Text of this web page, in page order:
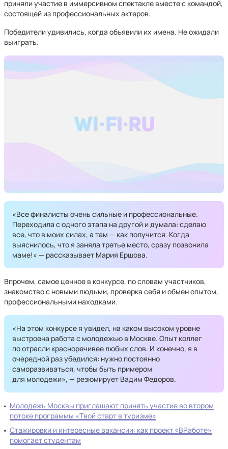
приняли участие в иммерсивном спектакле вместе с командой,
состоящей из профессиональных актеров.
Победители удивились, когда объявили их имена. Не ожидали
выиграть.
«Все финалисты очень сильные и профессиональные.
Переходила с одного этапа на другой и думала: сделаю
все, что в моих силах, а там — как получится. Когда
выяснилось, что я заняла третье место, сразу позвонила
маме!» — рассказывает Мария Ершова.
Впрочем, самое ценное в конкурсе, по словам участников,
знакомство с новыми людьми, проверка себя и обмен опытом,
профессиональными находками.
«На этом конкурсе я увидел, на каком высоком уровне
выстроена работа с молодежью в Москве. Опыт коллег
по отрасли красноречивее любых слов. И конечно, я в
очередной раз убедился: нужно постоянно
саморазвиваться, чтобы быть примером
для молодежи», — резюмирует Вадим Федоров.
Молодежь Москвы приглашают принять участие во втором
потоке программы «Твой старт в туризме»
Стажировки и интересные вакансии: как проект «ВРаботе»
помогает студентам